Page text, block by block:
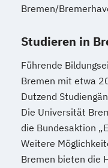
Bremen/
Studieren in
Führende
Bremen mit etwa
Dutzend
Die Universität
die Bundesaktion
Weitere
Bremen bieten die